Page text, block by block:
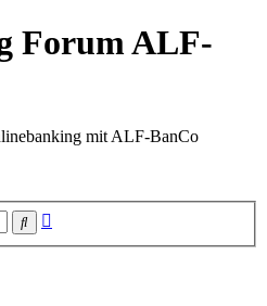
Forum ALF-
mit ALF-BanCo
Suche